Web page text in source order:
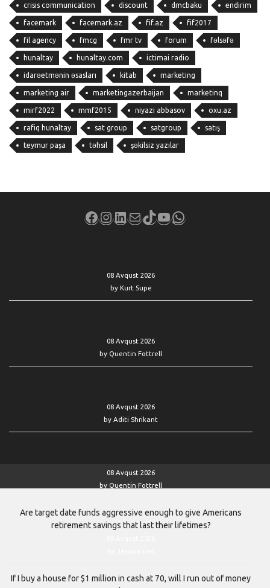
crisis communication discount dmcbaku endirim
facemark facemark.az fif.az fif2017
fil agency fmcg fmr tv forum fəlsəfə
hunaltay hunaltay.com ictimai radio
idarəetmənin əsasları kitab marketing
marketing air marketingazerbaijan marketinq
mirf2022 mmf2015 niyazi abbasov oxu.az
rafiq hunaltay sat group satgroup satış
teymur paşa təhsil şəkilsiz yazılar
Facebook
Instagram
LinkedIn
MailTikTok
YouTube
WhatsApp
08 Avqust 2026
by Kurt Supe
08 Avqust 2026
by Quentin Fottrell
08 Avqust 2026
by Aditi Shrikant
08 Avqust 2026
by Quentin Fottrell
Are target date funds aggressive enough to give Americans
retirement savings that last their lifetimes?
If I buy a house for $1 million in cash at 70, will I run out of money